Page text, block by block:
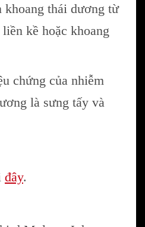
khoang thái dương từ
kề hoặc khoang
chứng của nhiễm
là sưng tấy và
đây.